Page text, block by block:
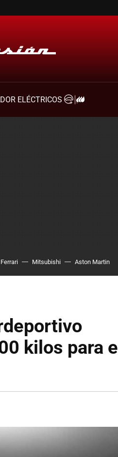
ELÉCTRICOS
Ferrari Mitsubishi Aston Martin
kilos para el